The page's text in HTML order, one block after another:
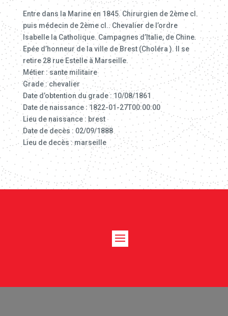
Entre dans la Marine en 1845. Chirurgien de 2ème cl.
puis médecin de 2ème cl.. Chevalier de l’ordre
Isabelle la Catholique. Campagnes d’Italie, de Chine.
Epée d’honneur de la ville de Brest (Choléra ). Il se
retire 28 rue Estelle à Marseille.
Métier : sante militaire
Grade : chevalier
Date d’obtention du grade : 10/08/1861
Date de naissance : 1822-01-27T00:00:00
Lieu de naissance : brest
Date de decès : 02/09/1888
Lieu de decès : marseille